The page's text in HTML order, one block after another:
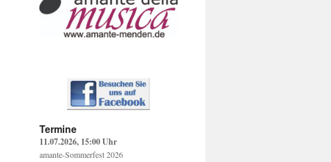
Termine
11.07.2026, 15:00 Uhr
amante-Sommerfest 2026